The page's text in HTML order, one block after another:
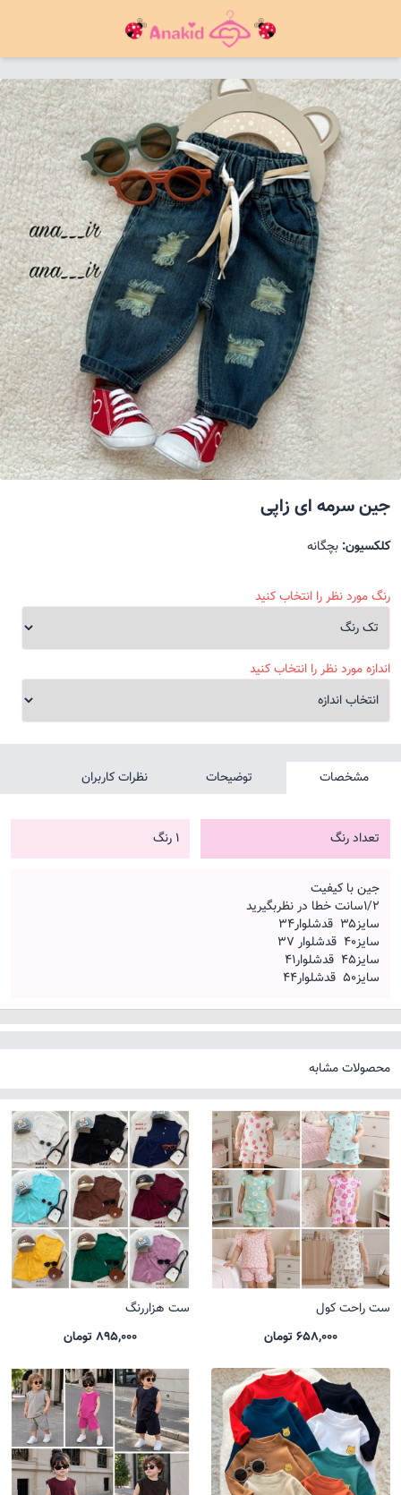
جین سرمه ای زاپی
کلکسیون: بچگانه
رنگ مورد نظر را انتخاب کنید
اندازه مورد نظر را انتخاب کنید
مشخصات توضیحات نظرات کاربران
تعداد رنگ 1 رنگ
جین با کیفیت
۱/۲سانت خطا در نظربگیرید
سایز۳۵ قدشلوار۳۴
سایز۴۰ قدشلوار ۳۷
سایز۴۵ قدشلوار۴۱
سایز۵۰ قدشلوار۴۴
محصولات مشابه
ست راحت کول
658,000 تومان
ست هزاررنگ
895,000 تومان